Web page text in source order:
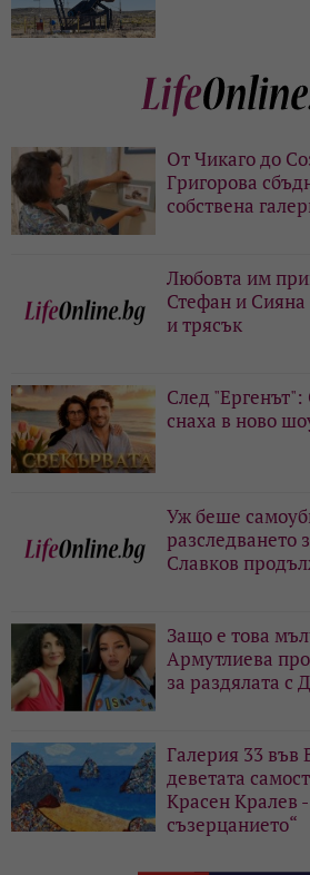
От Чикаго до
Григорова
собствена
Любовта им
Стефан и Сияна
и трясък
След
снаха в ново
Уж беше
разследването
Славков
Защо е това
Армутлиева
за раздялата с
Галерия 33 във
деветата
Красен Кралев
съзерцанието“